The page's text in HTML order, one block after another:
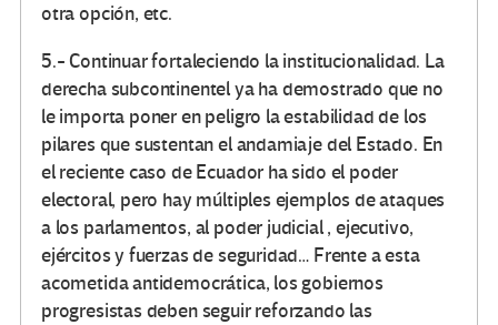
otra opción, etc.
5.- Continuar fortaleciendo la institucionalidad. La
derecha subcontinentel ya ha demostrado que no
le importa poner en peligro la estabilidad de los
pilares que sustentan el andamiaje del Estado. En
el reciente caso de Ecuador ha sido el poder
electoral, pero hay múltiples ejemplos de ataques
a los parlamentos, al poder judicial , ejecutivo,
ejércitos y fuerzas de seguridad… Frente a esta
acometida antidemocrática, los gobiernos
progresistas deben seguir reforzando las